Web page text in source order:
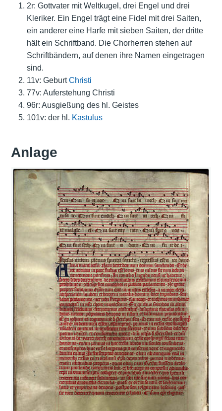
2r: Gottvater mit Weltkugel, drei Engel und drei
Kleriker. Ein Engel trägt eine Fidel mit drei Saiten,
ein anderer eine Harfe mit sieben Saiten, der dritte
hält ein Schriftband. Die Chorherren stehen auf
Schriftbändern, auf denen ihre Namen eingetragen
sind.
11v: GeburtChristi
77v: Auferstehung Christi
96r: Ausgießung des hl. Geistes
101v: der hl. Kastulus
Anlage